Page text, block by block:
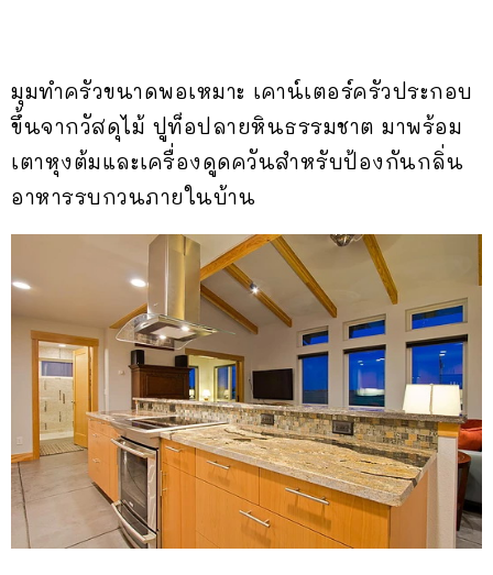
มุมทำครัวขนาดพอเหมาะ เคาน์เตอร์ครัวประกอบ
ขึ้นจากวัสดุไม้ ปูท็อปลายหินธรรมชาต มาพร้อม
เตาหุงต้มและเครื่องดูดควันสำหรับป้องกันกลิ่น
อาหารรบกวนภายในบ้าน